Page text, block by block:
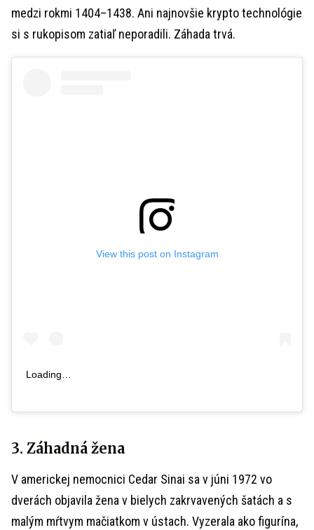
medzi rokmi 1404–1438. Ani najnovšie krypto technológie
si s rukopisom zatiaľ neporadili. Záhada trvá.
View this post on Instagram
Loading…
3. Záhadná žena
V americkej nemocnici Cedar Sinai sa v júni 1972 vo
dverách objavila žena v bielych zakrvavených šatách a s
malým mŕtvym mačiatkom v ústach. Vyzerala ako figurína,